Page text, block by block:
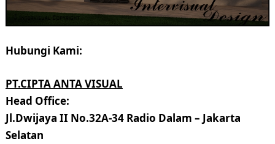
Hubungi Kami:
PT.CIPTA ANTA VISUAL
Head Office:
Jl.Dwijaya II No.32A-34 Radio Dalam – Jakarta
Selatan